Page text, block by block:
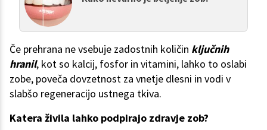
Če prehrana ne vsebuje zadostnih količin ključnih
hranil, kot so kalcij, fosfor in vitamini, lahko to oslabi
zobe, poveča dovzetnost za vnetje dlesni in vodi v
slabšo regeneracijo ustnega tkiva.
Katera živila lahko podpirajo zdravje zob?